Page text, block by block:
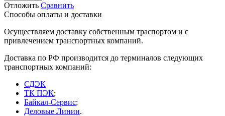
Отложить Сравнить
Способы оплаты и доставки
Осуществляем доставку собственным траспортом и с
привлечением транспортных компаний.
Доставка по РФ производится до терминалов следующих
транспортных компаний:
СДЭК
ТК ПЭК;
Байкал-Сервис;
Деловые Линии.